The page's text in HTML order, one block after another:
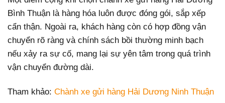
Bình Thuận là hàng hóa luôn được đóng gói, sắp xếp
cẩn thận. Ngoài ra, khách hàng còn có hợp đồng vận
chuyển rõ ràng và chính sách bồi thường minh bạch
nếu xảy ra sự cố, mang lại sự yên tâm trong quá trình
vận chuyển đường dài.
Tham khảo: Chành xe gửi hàng Hải Dương Ninh Thuận